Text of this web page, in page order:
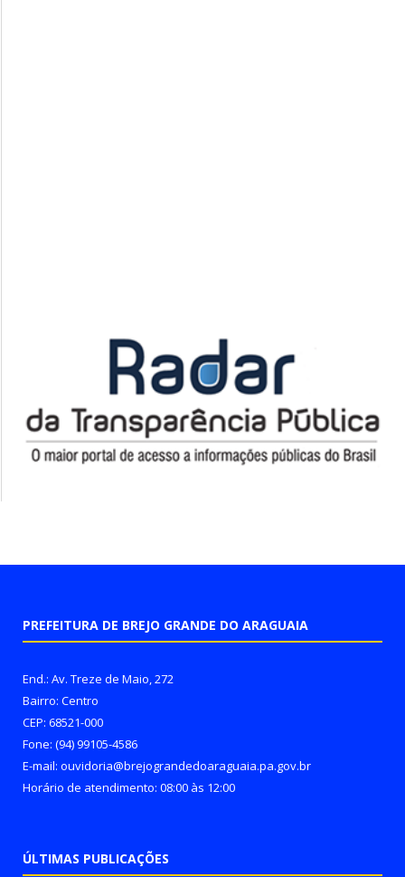
PREFEITURA DE BREJO GRANDE DO ARAGUAIA
End.: Av. Treze de Maio, 272
Bairro: Centro
CEP: 68521-000
Fone: (94) 99105-4586
E-mail: ouvidoria@brejograndedoaraguaia.pa.gov.br
Horário de atendimento: 08:00 às 12:00
ÚLTIMAS PUBLICAÇÕES